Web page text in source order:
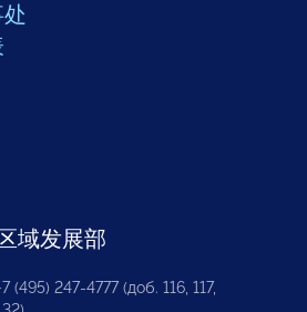
域发展部
(495) 247-4777 (доб. 116, 117,